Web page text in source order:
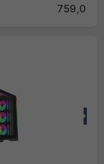
759,00 zł